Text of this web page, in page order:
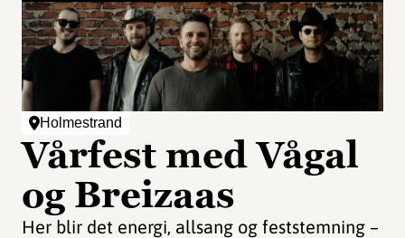
Holmestrand
Vårfest med Vågal
og Breizaas
Her blir det energi, allsang og feststemning –